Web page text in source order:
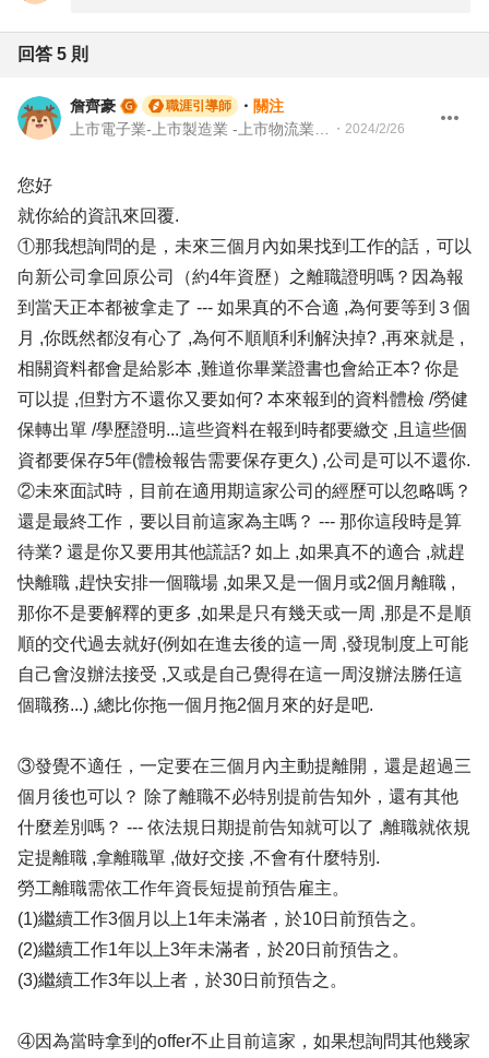
回答 5 則
詹齊豪 職涯引導師 ・ 關注
・ 2024/2/26
您好
就你給的資訊來回覆.
①那我想詢問的是，未來三個月內如果找到工作的話，可以
向新公司拿回原公司（約4年資歷）之離職證明嗎？因為報
到當天正本都被拿走了 --- 如果真的不合適 ,為何要等到３個
月 ,你既然都沒有心了 ,為何不順順利利解決掉? ,再來就是 ,
相關資料都會是給影本 ,難道你畢業證書也會給正本? 你是
可以提 ,但對方不還你又要如何? 本來報到的資料體檢 /勞健
保轉出單 /學歷證明...這些資料在報到時都要繳交 ,且這些個
資都要保存5年(體檢報告需要保存更久) ,公司是可以不還你.
②未來面試時，目前在適用期這家公司的經歷可以忽略嗎？
還是最終工作，要以目前這家為主嗎？ --- 那你這段時是算
待業? 還是你又要用其他謊話? 如上 ,如果真不的適合 ,就趕
快離職 ,趕快安排一個職場 ,如果又是一個月或2個月離職 ,
那你不是要解釋的更多 ,如果是只有幾天或一周 ,那是不是順
順的交代過去就好(例如在進去後的這一周 ,發現制度上可能
自己會沒辦法接受 ,又或是自己覺得在這一周沒辦法勝任這
個職務...) ,總比你拖一個月拖2個月來的好是吧.
③發覺不適任，一定要在三個月內主動提離開，還是超過三
個月後也可以？ 除了離職不必特別提前告知外，還有其他
什麼差別嗎？ --- 依法規日期提前告知就可以了 ,離職就依規
定提離職 ,拿離職單 ,做好交接 ,不會有什麼特別.
勞工離職需依工作年資長短提前預告雇主。
(1)繼續工作3個月以上1年未滿者，於10日前預告之。
(2)繼續工作1年以上3年未滿者，於20日前預告之。
(3)繼續工作3年以上者，於30日前預告之。
④因為當時拿到的offer不止目前這家，如果想詢問其他幾家